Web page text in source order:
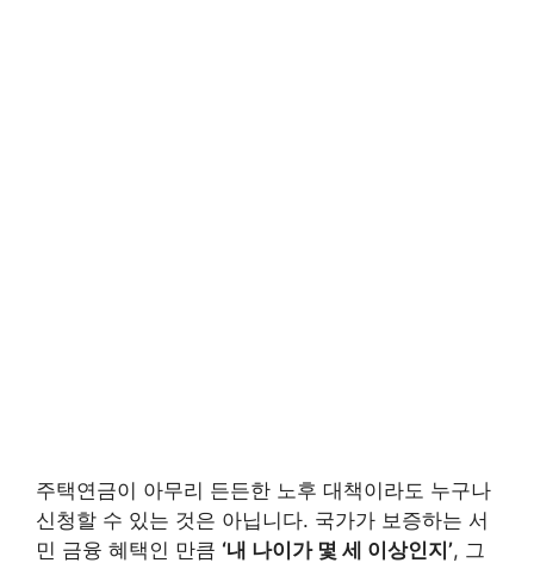
주택연금이 아무리 든든한 노후 대책이라도 누구나
신청할 수 있는 것은 아닙니다. 국가가 보증하는 서
민 금융 혜택인 만큼 ‘내 나이가 몇 세 이상인지’, 그